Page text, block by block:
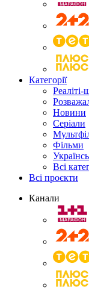
Категорії
Реаліті-
Новини
Серіали
Фільми
Всі
Всі проєкти
Канали